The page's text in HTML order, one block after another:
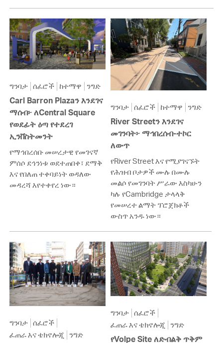
ግንባታ ሰፈሮች ከተማዋ ንግድ
Carl Barron Plazaን እንደገና
ማሰብ፦ ለCentral Square
የወደፊት ዕጣ የተደረገ
ኢንቨስትመንት
የማኅበረሰቡ መሠረታዊ የመገናኛ
ምሰሶ ደኅንነቱ ወደተጠበቀ፣ ደማቅ
እና የበለጠ ተቀባይነት ወዳለው
መዳረሻ እየተቀየረ ነው።
ግንባታ ሰፈሮች ከተማዋ ንግድ
River Streetን እንደገና
መገንባት፦ ማኅበረሰብ-ተኮር
ለውጥ
የRiver Street እና የሚያገናኙት
የሕዝብ ቦታዎች ሙሉ በሙሉ
መልሶ የመገንባት ሥራው እስካሁን
ካሉ የCambridge ታላላቅ
የመሠረተ ልማት ፕሮጀክቶች
ውስጥ አንዱ ነው።
ግንባታ ሰፈሮች
ፈጠራ እና ቴክኖሎጂ
ንግድ
ግንባታ ሰፈሮች
ፈጠራ እና ቴክኖሎጂ
ንግድ
የVolpe Site ለድብልቅ ጥቅም